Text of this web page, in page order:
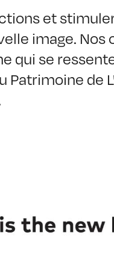
et
image.
qui se
de